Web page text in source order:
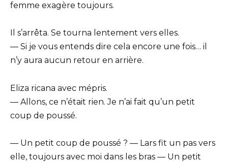
femme exagère toujours.
Il s’arrêta. Se tourna lentement vers elles.
— Si je vous entends dire cela encore une fois… il
n’y aura aucun retour en arrière.
Eliza ricana avec mépris.
— Allons, ce n’était rien. Je n’ai fait qu’un petit
coup de poussé.
— Un petit coup de poussé ? — Lars fit un pas vers
elle, toujours avec moi dans les bras — Un petit